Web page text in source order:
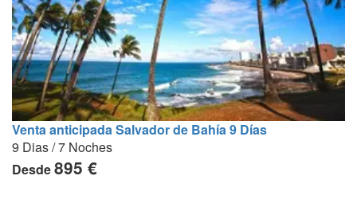
Venta anticipada Salvador de Bahía 9 Días
9 Dias / 7 Noches
Desde895 €